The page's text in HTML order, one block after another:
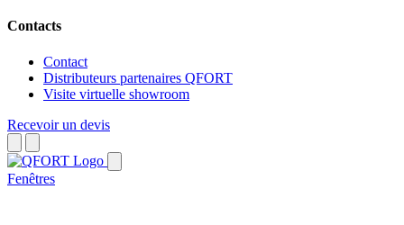
Contacts
Contact
Distributeurs partenaires QFORT
Visite virtuelle showroom
Recevoir un devis
Fenêtres